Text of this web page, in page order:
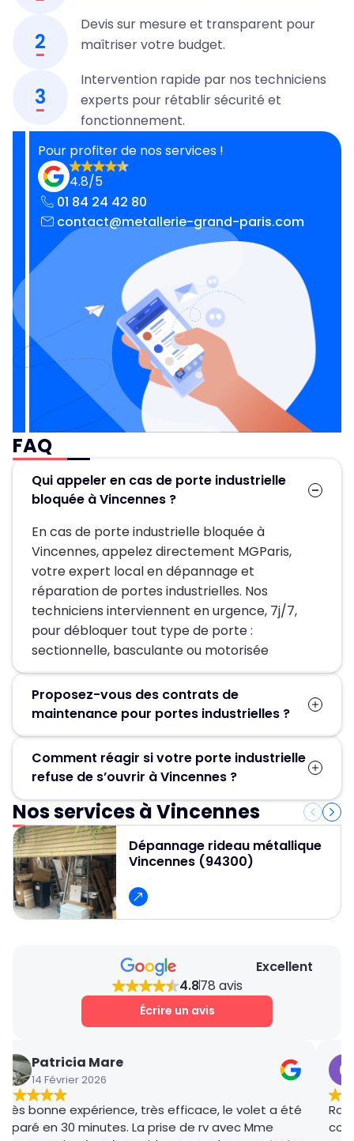
2
Devis sur mesure et transparent pour
maîtriser votre budget.
3
Intervention rapide par nos techniciens
experts pour rétablir sécurité et
fonctionnement.
Pour profiter de nos services !
4.8/5
01 84 24 42 80
contact@metallerie-grand-paris.com
FAQ
Qui appeler en cas de porte industrielle
bloquée à Vincennes ?
En cas de porte industrielle bloquée à
Vincennes, appelez directement MGParis,
votre expert local en dépannage et
réparation de portes industrielles. Nos
techniciens interviennent en urgence, 7j/7,
pour débloquer tout type de porte :
sectionnelle, basculante ou motorisée
Proposez-vous des contrats de
maintenance pour portes industrielles ?
câbles et moteurs, lubrification et priorités
d’intervention. Nos contrats réduisent le risque
d’arrêt et optimisent la durée de vie des
équipements.
Comment réagir si votre porte industrielle
refuse de s’ouvrir à Vincennes ?
Pas de panique ! Contactez immédiatement
MGParis, spécialiste du dépannage de portes
industrielles. Nos techniciens se déplacent
rapidement sur site pour identifier la cause
(moteur bloqué, câble détendu, ressort
cassé…) et assurer un remise en service rapide
Nos services à Vincennes
Dépannage rideau métallique
Vincennes (94300)
Excellent
4.878 avis
Écrire un avis
Patricia Mare
14 Février 2026
Très bonne expérience, très efficace, le volet a été
réparé en 30 minutes. La prise de rv avec Mme